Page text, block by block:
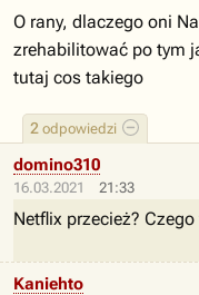
2 odpowiedzi
O rany, dlaczego oni
zrehabilitować po tym
tutaj cos takiego
16.03.2021 21:33
domino310
Netflix przecież?
Kaniehto